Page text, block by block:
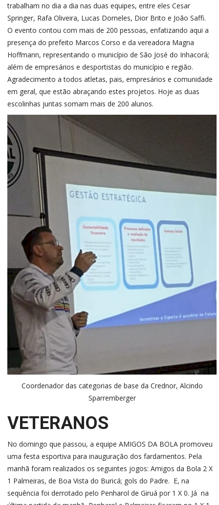
trabalham no dia a dia nas duas equipes, entre eles Cesar
Springer, Rafa Oliveira, Lucas Dorneles, Dior Brito e João Saffi.
O evento contou com mais de 200 pessoas, enfatizando aqui a
presença do prefeito Marcos Corso e da vereadora Magna
Hoffmann, representando o município de São José do Inhacorá;
além de empresários e desportistas do município e região.
Agradecimento a todos atletas, pais, empresários e comunidade
em geral, que estão abraçando estes projetos. Hoje as duas
escolinhas juntas somam mais de 200 alunos.
Coordenador das categorias de base da Crednor, Alcindo
Sparremberger
VETERANOS
No domingo que passou, a equipe AMIGOS DA BOLA promoveu
uma festa esportiva para inauguração dos fardamentos. Pela
manhã foram realizados os seguintes jogos: Amigos da Bola 2 X
1 Palmeiras, de Boa Vista do Buricá; gols do Padre. E, na
sequência foi derrotado pelo Penharol de Giruá por 1 X 0. Já na